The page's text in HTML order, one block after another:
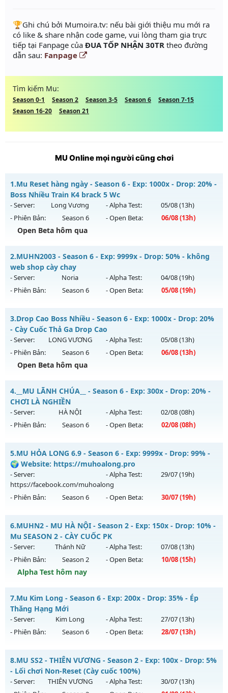
️🏆Ghi chú bởi Mumoira.tv: nếu bài giới thiệu mu mới ra
có like & share nhận code game, vui lòng tham gia trực
tiếp tại Fanpage của ĐUA TỐP NHẬN 30TR theo đường
dẫn sau: Fanpage
Tìm kiếm Mu:
Season 0-1 Season 2 Season 3-5 Season 6
Season 7-15
Season 16-20
Season 21
MU Online mọi người cũng chơi
1.Mu Reset hàng ngày - Season 6 - Exp: 1000x - Drop: 20% -
Boss Nhiều Train K4 brack 5 Wc
- Server: Long Vương - Alpha Test: 05/08(13h)
- Phiên Bản:
Season 6 - Open Beta: 06/08(13h)
Open Beta hôm qua
Mu Reset hàng ngày - Boss Nhiều Train K4 brack 5 Wc
Mu mới ra tháng 08 2026 - Mở máy chủ
13h ngày 06/08/2626
Exp: 1000x - Drop: 20%
Thể loại: Mu Nguyên bản Webzen
Antihack: GameGuard
2.MUHN2003 - Season 6 - Exp: 9999x - Drop: 50% - không
web shop cày chay
- Server: Noria - Alpha Test: 04/08(19h)
- Phiên Bản:
Season 6 - Open Beta: 05/08(19h)
MUHN2003 - không web shop cày chay
Mu mới ra tháng 08 2026 - Mở máy chủ
05/08/2626
Exp: 9999x - Drop: 50%
Kiểu reset: Reset In Game
Thể loại: Mu Nguyên bản Webzen
Antihack: XSHield
3.Drop Cao Boss Nhiều - Season 6 - Exp: 1000x - Drop: 20%
- Cày Cuốc Thả Ga Drop Cao
- Server: LONG VƯƠNG - Alpha Test: 05/08(13h)
- Phiên Bản:
Season 6 - Open Beta: 06/08(13h)
Open Beta hôm qua
Drop Cao Boss Nhiều - Cày Cuốc Thả Ga Drop Cao
Mu mới ra tháng 08 2026 - Mở máy chủ
13h ngày 06/08/2626
Exp: 1000x - Drop: 20%
Thể loại: Mu Nguyên bản Webzen
Antihack: GameGuard
4. __MU LÃNH CHÚA__ - Season 6 - Exp: 300x - Drop: 20% -
CHƠI LÀ NGHIỀN
- Server: HÀ NỘI - Alpha Test: 02/08(08h)
- Phiên Bản:
Season 6 - Open Beta: 02/08(08h)
__MU LÃNH CHÚA__ - CHƠI LÀ NGHIỀN
Mu mới ra tháng 08 2026 - Mở máy chủ
ngày 02/08/2626
Exp: 300x - Drop: 20%
Thể loại: Mu Nguyên bản Webzen
Antihack: GoldShield
5.MU HỎA LONG 6.9 - Season 6 - Exp: 9999x - Drop: 99% -
🌍 Website: https://muhoalong.pro
- Server:
https://facebook.com/muhoalong
- Alpha Test: 29/07(19h)
- Phiên Bản: Season 6 - Open Beta: 30/07(19h)
MU HỎA LONG 6.9 - 🌍 Website: https://muhoalong.pro
Mu mới ra tháng 07 2026 - Mở máy chủ
https://facebook.com/muhoalongvào 19h ngày
30/07/2626
Exp: 9999x - Drop: 99%
Thể loại: Mu Nguyên bản Webzen
Antihack: Xshiel
6.MUHN2 - MU HÀ NỘI - Season 2 - Exp: 150x - Drop: 10% -
Mu SEASON 2 - CÀY CUỐC PK
- Server: Thánh Nữ - Alpha Test: 07/08(13h)
- Phiên Bản:
Season 2 - Open Beta: 10/08(15h)
Alpha Test hôm nay
MUHN2 - MU HÀ NỘI - Mu SEASON 2 - CÀY CUỐC PK
Mu mới ra tháng 08 2026 - Mở máy chủ
ngày 10/08/2626
Exp: 150x - Drop: 10%
Thể loại: Mu Nguyên bản Webzen
Antihack: IGMU.DEV
7.Mu Kim Long - Season 6 - Exp: 200x - Drop: 35% - Ép
Thăng Hạng Mới
- Server: Kim Long - Alpha Test: 27/07(13h)
- Phiên Bản:
Season 6 - Open Beta: 28/07(13h)
Mu Kim Long - Ép Thăng Hạng Mới
Mu mới ra tháng 07 2026 - Mở máy chủ
ngày 28/07/2626
8.MU SS2 - THIÊN VƯƠNG - Season 2 - Exp: 100x - Drop: 5%
- Lối chơi Non-Reset (Cày cuốc 100%)
- Server: THIÊN VƯƠNG - Alpha Test: 30/07(13h)